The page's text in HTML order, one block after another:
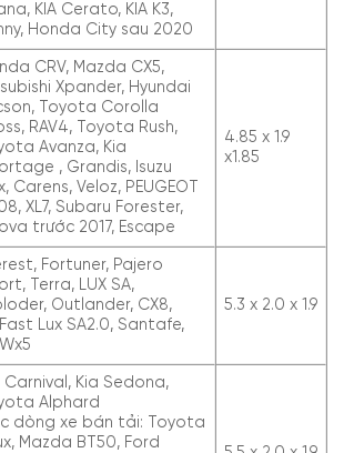
KIA Cerato, KIA K3,
Honda City sau 2020
CRV, Mazda CX5,
Xpander, Hyundai
Toyota Corolla
RAV4, Toyota Rush,
Avanza, Kia
, Grandis, Isuzu
Carens, Veloz, PEUGEOT
XL7, Subaru Forester,
trước 2017, Escape
4.85 x 1.9
x1.85
Fortuner, Pajero
Terra, LUX SA,
Outlander, CX8,
Lux SA2.0, Santafe,
5.3 x 2.0 x 1.9
Carnival, Kia Sedona,
Alphard
dòng xe bán tải: Toyota
Mazda BT50, Ford